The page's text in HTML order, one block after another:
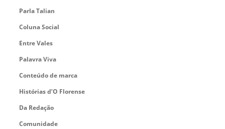
Parla Talian
Coluna Social
Entre Vales
Palavra Viva
Conteúdo de marca
Histórias d’O Florense
Da Redação
Comunidade